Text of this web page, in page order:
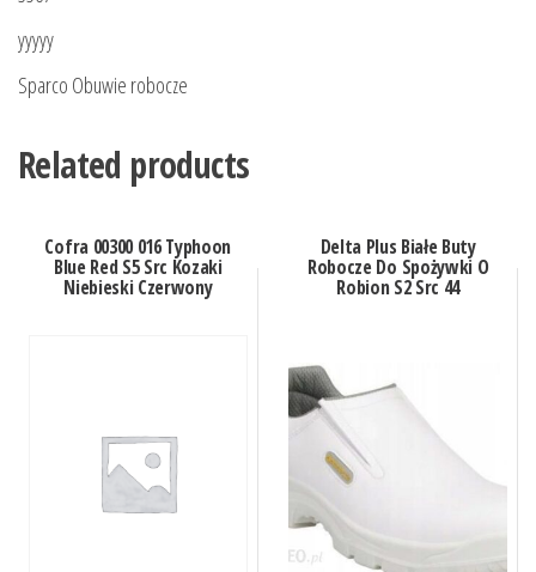
yyyyy
Sparco Obuwie robocze
Related products
Cofra 00300 016 Typhoon
Blue Red S5 Src Kozaki
Niebieski Czerwony
Delta Plus Białe Buty
Robocze Do Spożywki O
Robion S2 Src 44